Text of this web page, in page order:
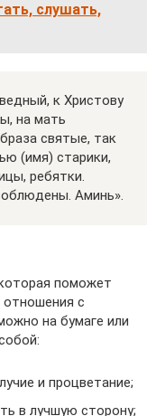
слушать,
к Христову
на мать
святые, так
(имя) старики,
ребятки.
Аминь».
поможет
отношения с
на бумаге или
и процветание;
в лучшую сторону;